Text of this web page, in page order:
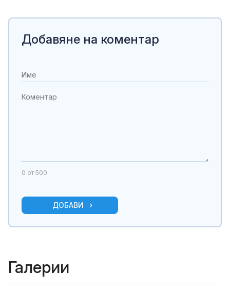
Добавяне на коментар
0 от 500
ДОБАВИ
Галерии